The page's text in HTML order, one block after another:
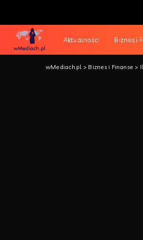
Aktualności Biznes i
wMediach.pl> Biznes i Finanse >